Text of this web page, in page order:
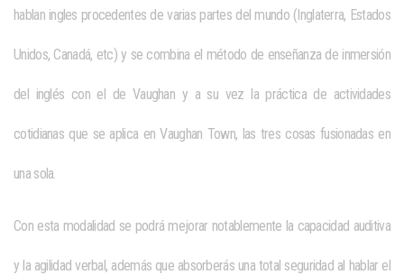
hablan ingles procedentes de varias partes del mundo (Inglaterra, Estados
Unidos, Canadá, etc) y se combina el método de enseñanza de inmersión
del inglés con el de Vaughan y a su vez la práctica de actividades
cotidianas que se aplica en Vaughan Town, las tres cosas fusionadas en
una sola.
Con esta modalidad se podrá mejorar notablemente la capacidad auditiva
y la agilidad verbal, además que absorberás una total seguridad al hablar el